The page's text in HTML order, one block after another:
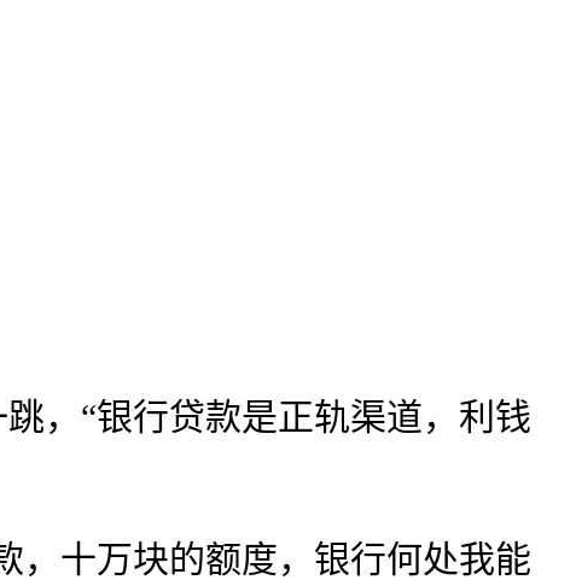
，“银行贷款是正轨渠道，利钱
十万块的额度，银行何处我能